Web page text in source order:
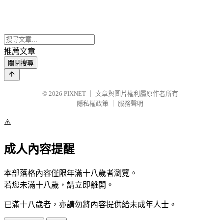
推薦文章
關閉搜尋
© 2026 PIXNET
文章與圖片權利屬原作者所有
隱私權政策
服務聲明
⚠️
成人內容提醒
本部落格內容僅限年滿十八歲者瀏覽。
若您未滿十八歲，請立即離開。
已滿十八歲者，亦請勿將內容提供給未成年人士。